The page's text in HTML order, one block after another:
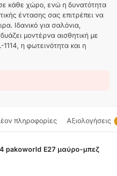
κάθε χώρο, ενώ η δυνατότητα
έντασης σας επιτρέπει να
Ιδανικό για σαλόνια,
μοντέρνα αισθητική με
η φωτεινότητα και η
πληροφορίες Αξιολογήσεις
pakoworld Ε27 μαύρο-μπεζ